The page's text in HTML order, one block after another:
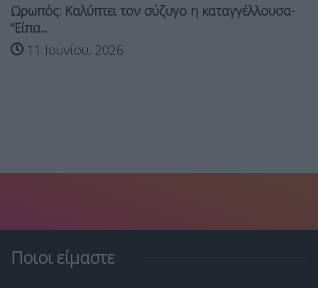
Ωρωπός: Καλύπτει τον σύζυγο η καταγγέλλουσα-
“Είπα...
11 Ιουνίου, 2026
Ποιοι είμαστε